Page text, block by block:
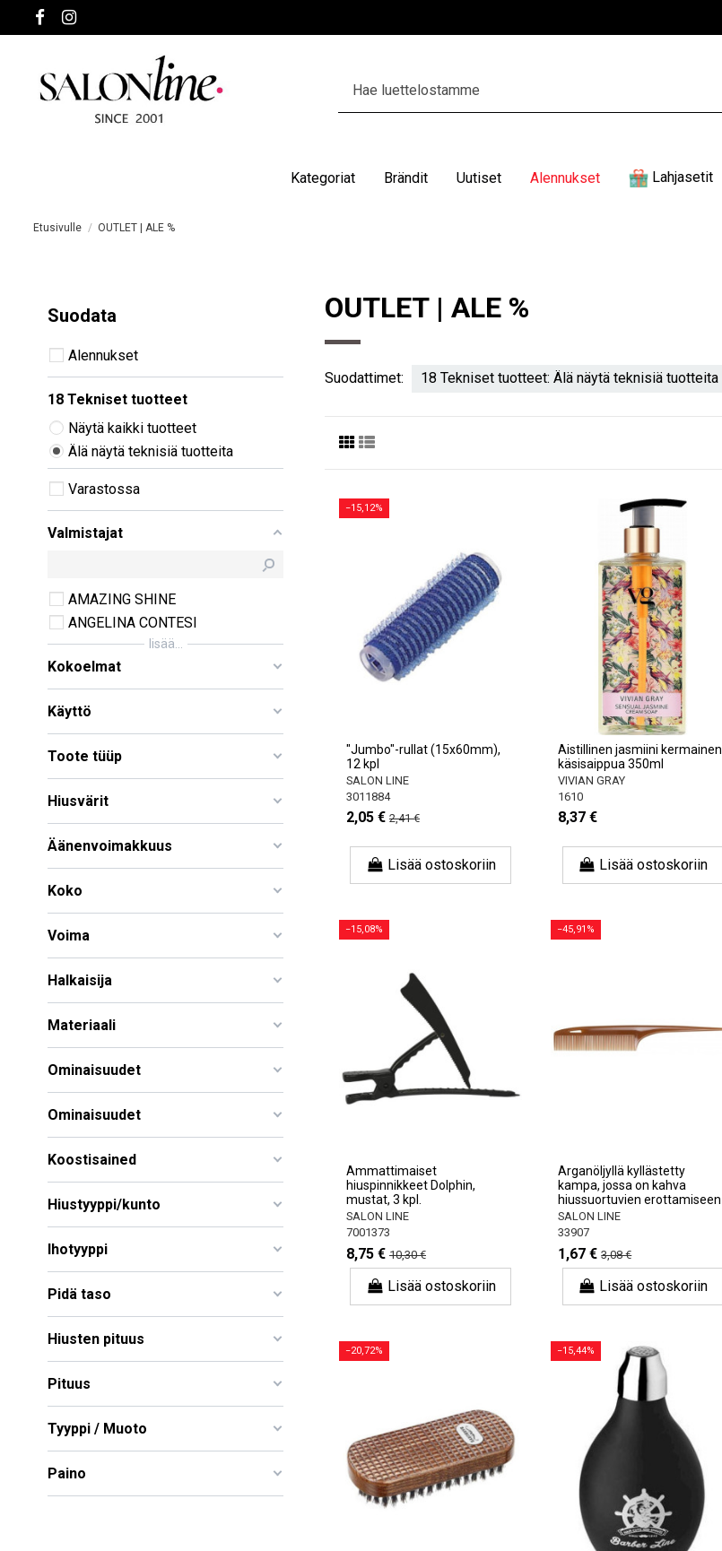
Kategoriat Brändit Uutiset Alennukset Lahjasetit
Etusivulle OUTLET | ALE %
OUTLET | ALE %
Suodattimet: 18 Tekniset tuotteet: Älä näytä teknisiä tuotteita
−15,12%
"Jumbo"-rullat (15x60mm),
12 kpl
SALON LINE
3011884
2,05 € 2,41 €
Lisää ostoskoriin
Aistillinen jasmiini kermainen
käsisaippua 350ml
VIVIAN GRAY
1610
8,37 €
Lisää ostoskoriin
−15,08%
Ammattimaiset
hiuspinnikkeet Dolphin,
mustat, 3 kpl.
SALON LINE
7001373
8,75 € 10,30 €
Lisää ostoskoriin
−45,91%
Arganöljyllä kyllästetty
kampa, jossa on kahva
hiussuortuvien erottamiseen
SALON LINE
33907
1,67 € 3,08 €
Lisää ostoskoriin
−20,72% −15,44%
Suodata
Alennukset
18 Tekniset tuotteet
Näytä kaikki tuotteet
Älä näytä teknisiä tuotteita
Varastossa
Valmistajat
AMAZING SHINE
ANGELINA CONTESI
lisää...
Kokoelmat
Käyttö
Toote tüüp
Hiusvärit
Äänenvoimakkuus
Koko
Voima
Halkaisija
Materiaali
Ominaisuudet
Ominaisuudet
Koostisained
Hiustyyppi/kunto
Ihotyyppi
Pidä taso
Hiusten pituus
Pituus
Tyyppi / Muoto
Paino